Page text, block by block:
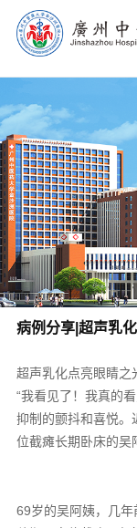
病例分享|超声乳
超声乳化点亮眼睛之
“我看见了！我真的
抑制的颤抖和喜悦。
位截瘫长期卧床的吴
69岁的吴阿姨，几